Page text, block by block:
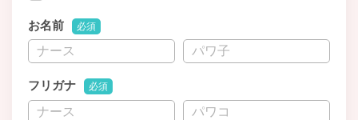
お名前 必須
フリガナ 必須